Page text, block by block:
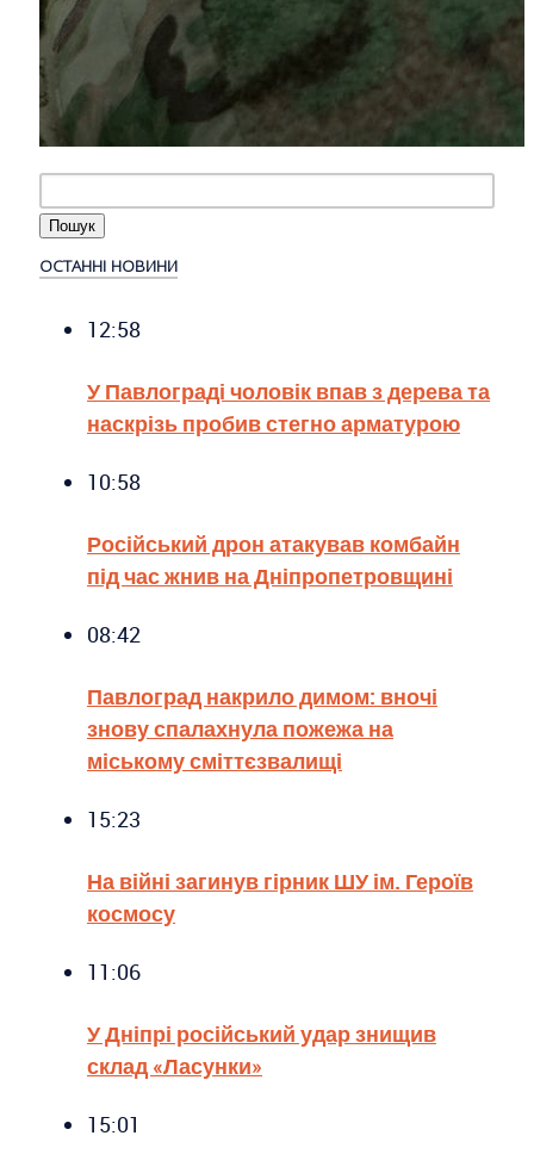
ОСТАННІ НОВИНИ
12:58
У Павлограді чоловік впав з дерева та
наскрізь пробив стегно арматурою
10:58
Російський дрон атакував комбайн
під час жнив на Дніпропетровщині
08:42
Павлоград накрило димом: вночі
знову спалахнула пожежа на
міському сміттєзвалищі
15:23
На війні загинув гірник ШУ ім. Героїв
космосу
11:06
У Дніпрі російський удар знищив
склад «Ласунки»
15:01